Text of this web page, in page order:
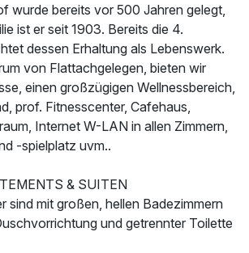
wurde bereits vor 500 Jahren gelegt,
ist er seit 1903. Bereits die 4.
dessen Erhaltung als Lebenswerk.
von Flattachgelegen, bieten wir
einen großzügigen Wellnessbereich,
prof. Fitnesscenter, Cafehaus,
Internet W-LAN in allen Zimmern,
-spielplatz uvm..
& SUITEN
sind mit großen, hellen Badezimmern
und getrennter Toilette